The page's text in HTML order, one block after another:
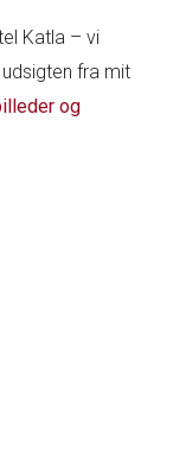
Katla – vi
fra mit
og